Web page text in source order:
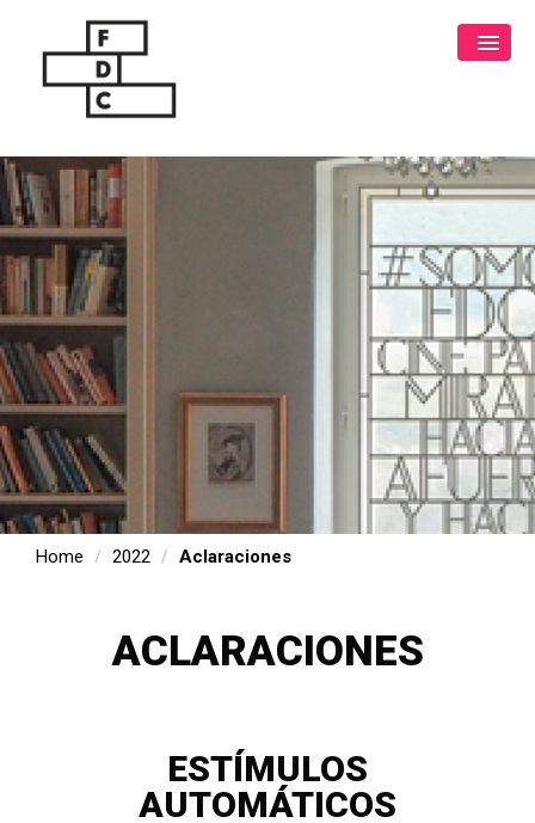
Home 2022 Aclaraciones
ACLARACIONES
ESTÍMULOS
AUTOMÁTICOS